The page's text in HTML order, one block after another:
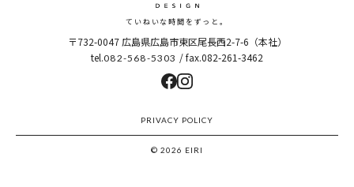
ていねいな時間をずっと。
〒732-0047広島県広島市東区尾長西2-7-6（本社）
tel.082-568-5303 / fax.082-261-3462
PRIVACY POLICY
© 2026 EIRI